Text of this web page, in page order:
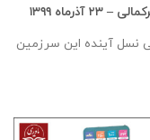
۱۳۹۹
نسل آینده این سرزمین